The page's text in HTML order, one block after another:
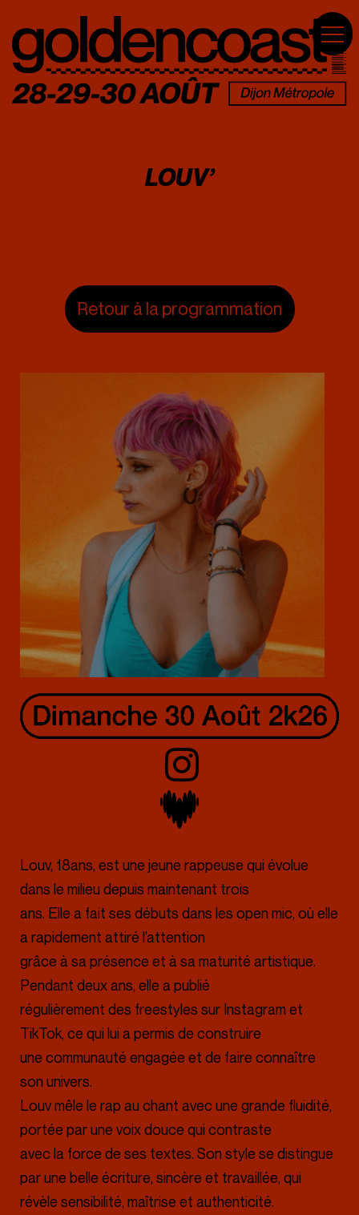
LOUV’
Retour à la programmation
Louv, 18ans, est une jeune rappeuse qui évolue
dans le milieu depuis maintenant trois
ans. Elle a fait ses débuts dans les open mic, où elle
a rapidement attiré l’attention
grâce à sa présence et à sa maturité artistique.
Pendant deux ans, elle a publié
régulièrement des freestyles sur Instagram et
TikTok, ce qui lui a permis de construire
une communauté engagée et de faire connaître
son univers.
Louv mêle le rap au chant avec une grande fluidité,
portée par une voix douce qui contraste
avec la force de ses textes. Son style se distingue
par une belle écriture, sincère et travaillée, qui
révèle sensibilité, maîtrise et authenticité.